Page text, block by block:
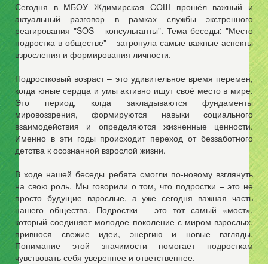
Сегодня в МБОУ Ждимирская СОШ прошёл важный и
актуальный разговор в рамках службы экстренного
реагирования "SOS – консультанты". Тема беседы: "Место
подростка в обществе" – затронула самые важные аспекты
взросления и формирования личности.
Подростковый возраст – это удивительное время перемен,
когда юные сердца и умы активно ищут своё место в мире.
Это период, когда закладываются фундаменты
мировоззрения, формируются навыки социального
взаимодействия и определяются жизненные ценности.
Именно в эти годы происходит переход от беззаботного
детства к осознанной взрослой жизни.
В ходе нашей беседы ребята смогли по-новому взглянуть
на свою роль. Мы говорили о том, что подростки – это не
просто будущие взрослые, а уже сегодня важная часть
нашего общества. Подростки – это тот самый «мост»,
который соединяет молодое поколение с миром взрослых,
привнося свежие идеи, энергию и новые взгляды.
Понимание этой значимости помогает подросткам
чувствовать себя увереннее и ответственнее.